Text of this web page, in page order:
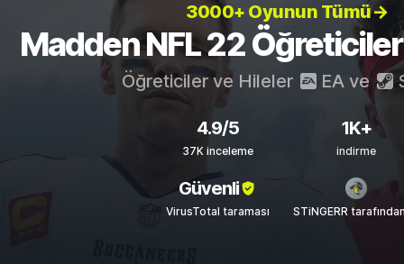
3000+ Oyunun Tümü→
Madden NFL 22
Öğreticiler ve Hileler EAve
4.9/5
37K inceleme
1K+
indirme
Güvenli
VirusTotal taraması STiNGERR